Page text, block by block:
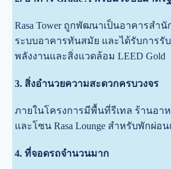
Rasa Tower ถูกพัฒนาเป็นอาคารสำ
ระบบอาคารทันสมัย และได้รับการรั
พลังงานและสิ่งแวดล้อม LEED Gold
3. สิ่งอำนวยความสะดวกครบวงจร
ภายในโครงการมีพื้นที่รีเทล ร้านอา
และโซน Rasa Lounge สำหรับพักผ่อ
4. ที่จอดรถจำนวนมาก